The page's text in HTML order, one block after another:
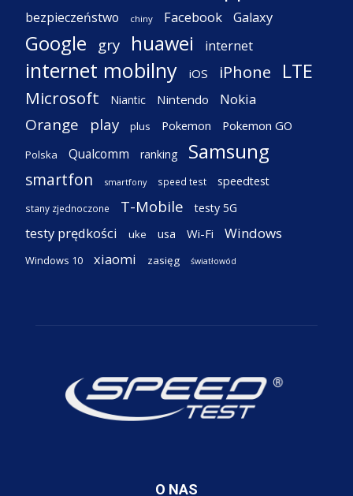
bezpieczeństwo chiny Facebook Galaxy
Google gry huawei internet
internet mobilny iOS iPhone LTE
Microsoft Niantic Nintendo Nokia
Orange play plus Pokemon Pokemon GO
Polska Qualcomm ranking Samsung
smartfon smartfony speed test speedtest
stany zjednoczone T-Mobile testy 5G
testy prędkości uke usa Wi-Fi Windows
Windows 10 xiaomi zasięg światłowód
O NAS